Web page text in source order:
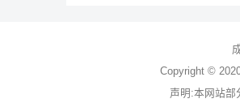
Copyright ©
声明:本网站部